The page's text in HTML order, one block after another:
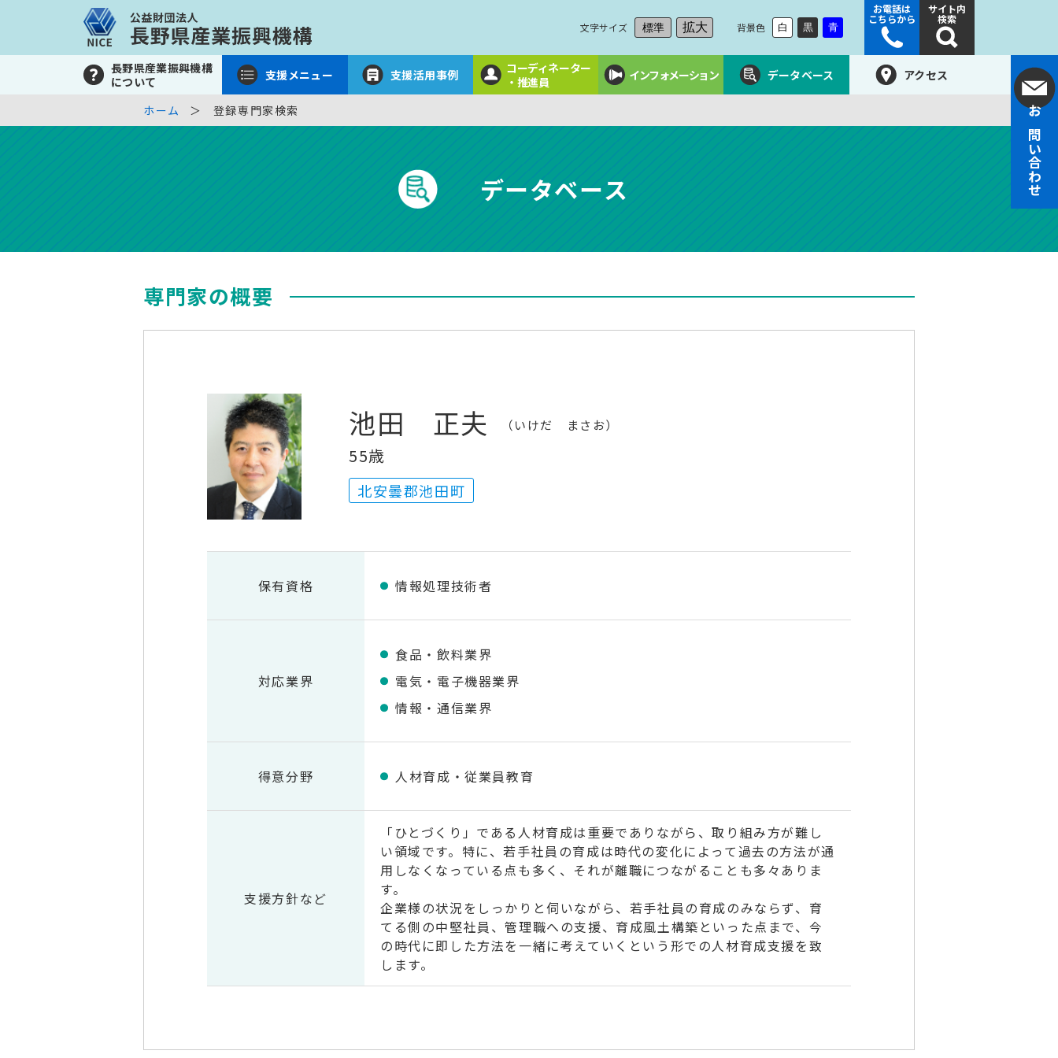
文字サイズ 標準 拡大 背景色 白 黒 青
お電話は
こちらから
サイト内
検索
長野県産業振興機構
について
支援メニュー 支援活用事例
コーディネーター
・推進員
インフォメーション データベース アクセス
お問い合わせ
ホーム 登録専門家検索
データベース
専門家の概要
池田 正夫 いけだ まさお
55歳
北安曇郡池田町
保有資格 情報処理技術者
対応業界
食品・飲料業界
電気・電子機器業界
情報・通信業界
得意分野 人材育成・従業員教育
支援方針など
「ひとづくり」である人材育成は重要でありながら、取り組み方が難し
い領域です。特に、若手社員の育成は時代の変化によって過去の方法が通
用しなくなっている点も多く、それが離職につながることも多々ありま
す。
企業様の状況をしっかりと伺いながら、若手社員の育成のみならず、育
てる側の中堅社員、管理職への支援、育成風土構築といった点まで、今
の時代に即した方法を一緒に考えていくという形での人材育成支援を致
します。